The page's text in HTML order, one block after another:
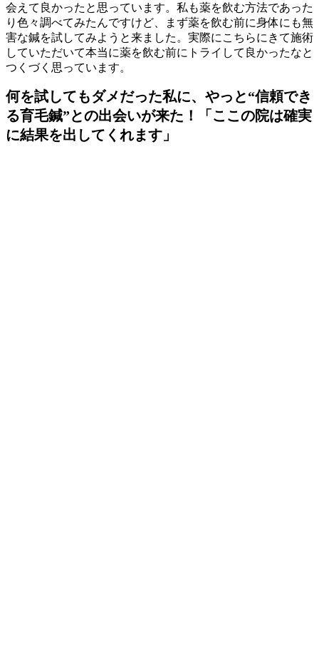
会えて良かったと思っています。私も薬を飲む方法であった
り色々調べてみたんですけど、まず薬を飲む前に身体にも無
害な鍼を試してみようと来ました。実際にこちらにきて施術
していただいて本当に薬を飲む前にトライして良かったなと
つくづく思っています。
何を試してもダメだった私に、やっと“信頼でき
る育毛鍼”との出会いが来た！「ここの院は確実
に結果を出してくれます」